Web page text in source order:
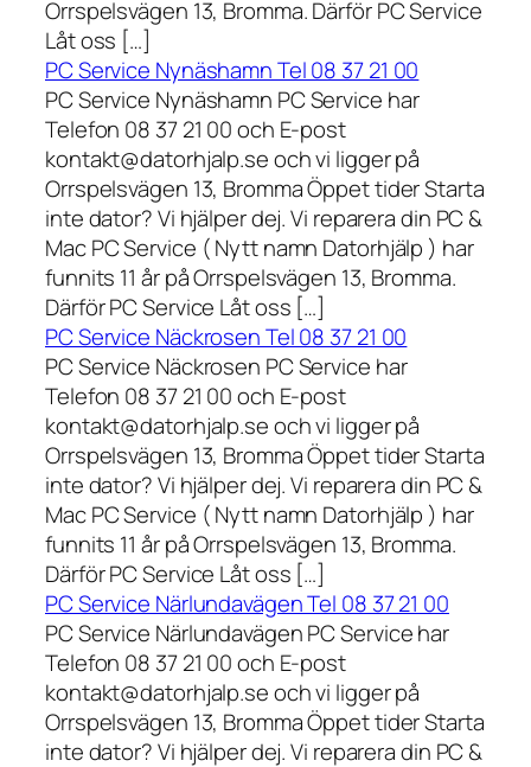
Orrspelsvägen 13, Bromma. Därför PC Service
Låt oss […]
PC Service Nynäshamn Tel 08 37 21 00
PC Service Nynäshamn PC Service har
Telefon 08 37 21 00 och E-post
kontakt@datorhjalp.se och vi ligger på
Orrspelsvägen 13, Bromma Öppet tider Starta
inte dator? Vi hjälper dej. Vi reparera din PC &
Mac PC Service ( Nytt namn Datorhjälp ) har
funnits 11 år på Orrspelsvägen 13, Bromma.
Därför PC Service Låt oss […]
PC Service Näckrosen Tel 08 37 21 00
PC Service Näckrosen PC Service har
Telefon 08 37 21 00 och E-post
kontakt@datorhjalp.se och vi ligger på
Orrspelsvägen 13, Bromma Öppet tider Starta
inte dator? Vi hjälper dej. Vi reparera din PC &
Mac PC Service ( Nytt namn Datorhjälp ) har
funnits 11 år på Orrspelsvägen 13, Bromma.
Därför PC Service Låt oss […]
PC Service Närlundavägen Tel 08 37 21 00
PC Service Närlundavägen PC Service har
Telefon 08 37 21 00 och E-post
kontakt@datorhjalp.se och vi ligger på
Orrspelsvägen 13, Bromma Öppet tider Starta
inte dator? Vi hjälper dej. Vi reparera din PC &